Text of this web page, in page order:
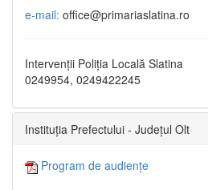
e-mail: office@primariaslatina.ro
Intervenții Poliția Locală Slatina
0249954, 0249422245
Instituția Prefectului - Județul Olt
Program de audiențe